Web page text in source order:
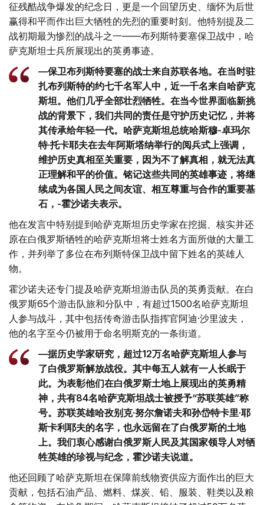
征残酷战争爆发的纪念日，更是一个回望历史、缅怀为后世
赢得和平而作出巨大牺牲的先烈的重要时刻。他特别提及二
战初期最为惨烈的战斗之一——布列斯特要塞保卫战中，哈
萨克斯坦士兵所展现出的英勇事迹。
—保卫布列斯特要塞的战士来自苏联各地。在当时驻
扎布列斯特的约七千名军人中，近一千名来自哈萨克
斯坦。他们几乎全部壮烈牺牲。在当今世界面临新挑
战的背景下，我们共同的责任是守护历史记忆，并将
其传承给年轻一代。哈萨克斯坦总统哈斯穆-卓玛尔
特·托卡耶夫在去年阿斯塔纳举行的阅兵式上强调，
维护历史真相至关重要，因为不了解真相，就无法真
正理解和平的价值。铭记这些共同的英雄事迹，将继
续成为各国人民之间友谊、相互尊重与合作的重要基
石，-霍沙诺夫表示。
他在发言中特别提到哈萨克斯坦历史学家在挖掘、核实并还
原在白俄罗斯牺牲的哈萨克斯坦将士姓名方面所做的大量工
作，并列举了多位在布列斯特保卫战中留下姓名的英雄人
物。
霍沙诺夫还专门提及哈萨克斯坦游击队员的英勇贡献。在白
俄罗斯65个游击队旅和分队中，有超过1500名哈萨克斯坦
人参与战斗，其中包括传奇游击队指挥官阿迪·沙里波夫，
他的名字至今仍被用于命名明斯克的一条街道。
—据历史学家研究，超过12万名哈萨克斯坦人参与
了白俄罗斯解放战役。其中每五人就有一人长眠于
此。为表彰他们在白俄罗斯土地上展现出的英勇精
神，共有84名哈萨克斯坦战士被授予“苏联英雄”称
号。苏联英雄哈孜别克·努尔詹诺夫和孙岱特卡里·耶
斯卡利耶夫的名字，也永远留在了白俄罗斯的土地
上。我们衷心感谢白俄罗斯人民及其国家领导人对牺
牲英雄的珍视与纪念，霍沙诺夫说道。
他还回顾了哈萨克斯坦在保障前线物资供应方面作出的巨大
贡献，包括石油产品、燃料、煤炭、铅、服装、鞋类以及粮